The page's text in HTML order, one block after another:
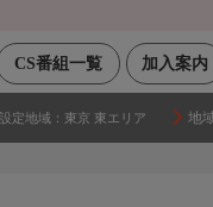
加入案内
CS番組一覧
設定地域： 東京 東エリア 地